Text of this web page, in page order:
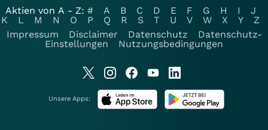
Aktien von A - Z: # A B C D E F G H I
J
K
L M N O P Q R S T U V W X Y
Z
Impressum
Disclaimer Datenschutz
Datenschutz-
Einstellungen
Nutzungsbedingungen
Unsere Apps: